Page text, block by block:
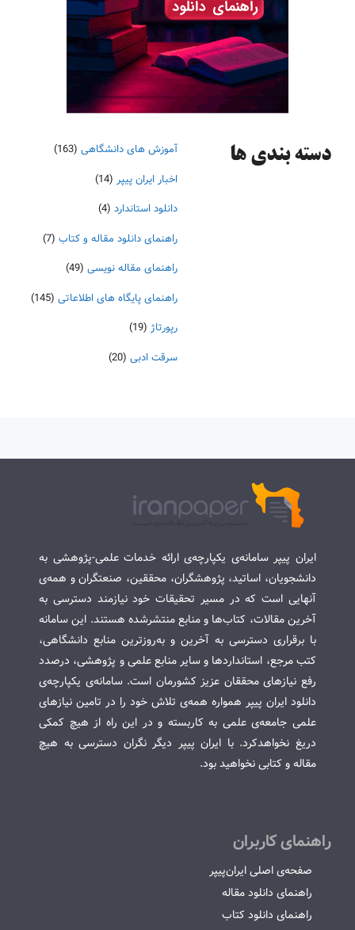
دسته‌ بندی ها آموزش های دانشگاهی (163)
اخبار ایران پیپر (14)
دانلود استاندارد (4)
راهنمای دانلود مقاله و کتاب (7)
راهنمای مقاله نویسی (49)
راهنمای پایگاه های اطلاعاتی (145)
رپورتاژ (19)
سرقت ادبی (20)
ایران پیپر سامانه‌ی یکپارچه‌ی ارائه خدمات علمی-پژوهشی به
دانشجویان، اساتید، پژوهشگران، محققین، صنعتگران و همه‌ی
آنهایی است که در مسیر تحقیقات خود نیازمند دسترسی به
آخرین مقالات، کتاب‌ها و منابع منتشرشده هستند. این سامانه
با برقراری دسترسی به آخرین و به‌روزترین منابع دانشگاهی،
کتب مرجع، استانداردها و سایر منابع علمی و پژوهشی، درصدد
رفع نیازهای محققان عزیز کشورمان است. سامانه‌ی یکپارچه‌ی
دانلود ایران پیپر همواره همه‌ی تلاش خود را در تامین نیازهای
علمی جامعه‌ی علمی به کاربسته و در این راه از هیچ کمکی
دریغ نخواهدکرد. با ایران پیپر دیگر نگران دسترسی به هیچ
مقاله و کتابی نخواهید بود.
راهنمای کاربران
صفحه‌ی اصلی ایران‌پیپر
راهنمای دانلود مقاله
راهنمای دانلود کتاب